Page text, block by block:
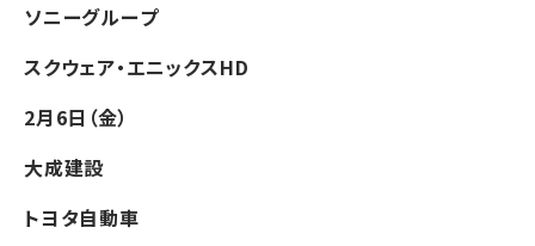
ソニーグループ
スクウェア・エニックスHD
2月6日（金）
大成建設
トヨタ自動車